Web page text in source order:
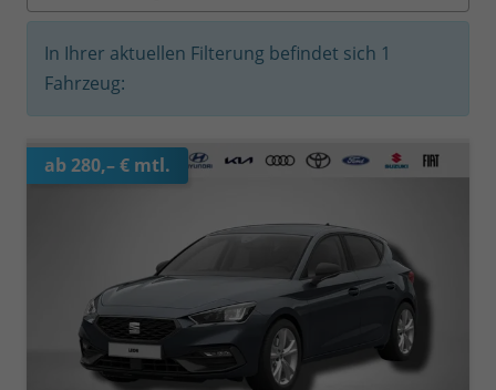
In Ihrer aktuellen Filterung befindet sich 1
Fahrzeug:
ab 280,– € mtl.